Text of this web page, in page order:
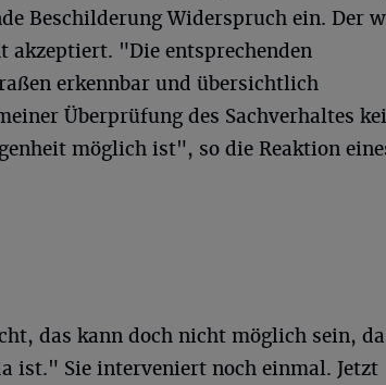
Beschilderung Widerspruch ein. Der
akzeptiert. "Die entsprechenden
erkennbar und übersichtlich
Überprüfung des Sachverhaltes
möglich ist", so die Reaktion
das kann doch nicht möglich sein,
ist." Sie interveniert noch einmal. Jetzt